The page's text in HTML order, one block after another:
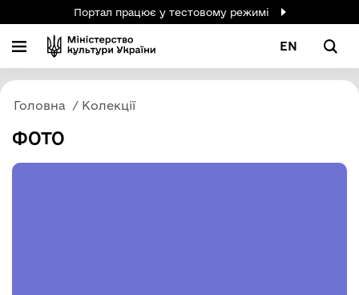
Портал працює у тестовому режимі
EN
Головна Колекції
ФОТО